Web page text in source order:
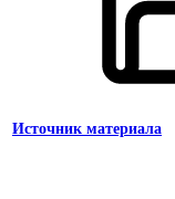
Источник материала